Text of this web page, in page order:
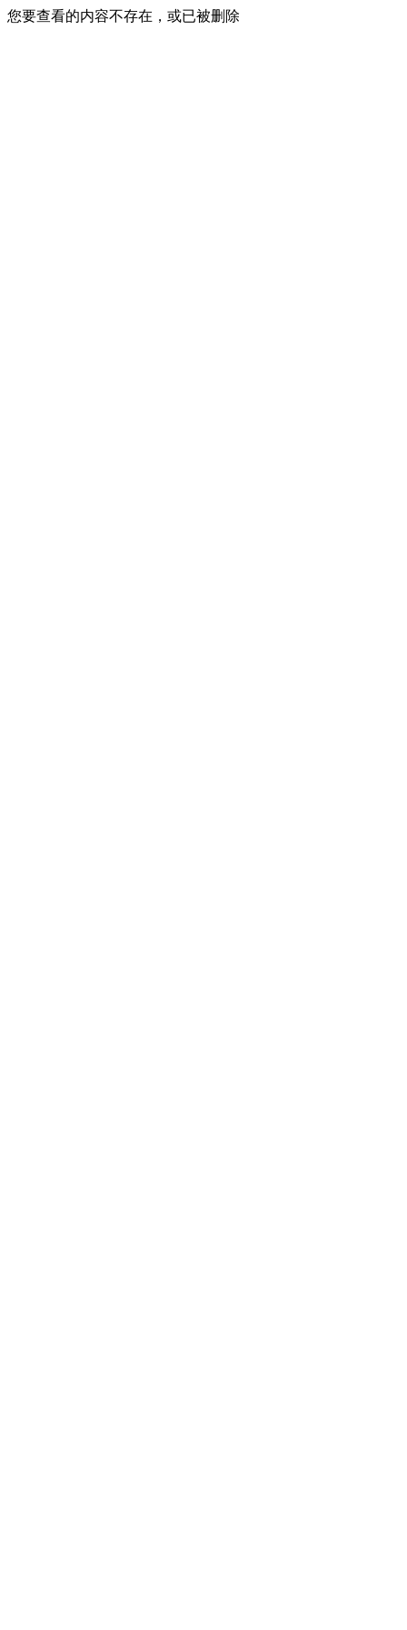
您要查看的内容不存在，或已被删除